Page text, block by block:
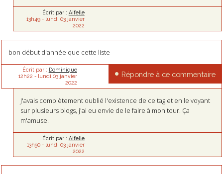
Écrit par : Aifelle
13h49- lundi 03 janvier
2022
bon début d'année que cette liste
Écrit par : Dominique
12h22 - lundi 03 janvier
2022
Répondre à ce commentaire
J'avais complètement oublié l'existence de ce tag et en le voyant
sur plusieurs blogs, j'ai eu envie de le faire à mon tour. Ça
m'amuse.
Écrit par : Aifelle
13h50- lundi 03 janvier
2022